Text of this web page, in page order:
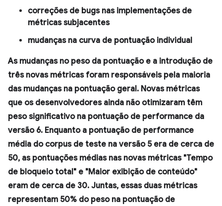
correções de bugs nas implementações de
métricas subjacentes
mudanças na curva de pontuação individual
As mudanças no peso da pontuação e a introdução de
três novas métricas foram responsáveis pela maioria
das mudanças na pontuação geral. Novas métricas
que os desenvolvedores ainda não otimizaram têm
peso significativo na pontuação de performance da
versão 6. Enquanto a pontuação de performance
média do corpus de teste na versão 5 era de cerca de
50, as pontuações médias nas novas métricas "Tempo
de bloqueio total" e "Maior exibição de conteúdo"
eram de cerca de 30. Juntas, essas duas métricas
representam 50% do peso na pontuação de